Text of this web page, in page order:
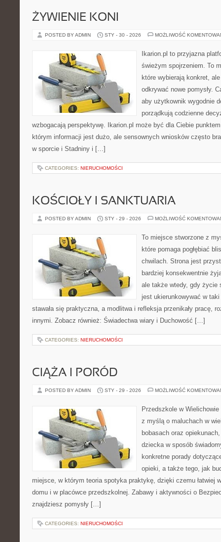
ŻYWIENIE KONI
POSTED BY ADMIN STY - 30 - 2026 MOŻLIWOŚĆ
Ikarion.pl to przyjazna
świeżym spojrzeniem. To
które wybierają konkret,
odkrywać nowe pomysły.
aby użytkownik wygodnie
porządkują codzienne
wzbogacają perspektywę. Ikarion.pl może być dla Ciebie
którym informacji jest dużo, ale sensownych wniosków często
w sporcie i Stadniny i […]
CATEGORIES: NIERUCHOMOŚCI
KOŚCIOŁY I SANKTUARIA
POSTED BY ADMIN STY - 29 - 2026 MOŻLIWOŚĆ
To miejsce stworzone z
które pomaga pogłębiać
chwilach. Strona jest
bardziej konsekwentnie
ale także wtedy, gdy życie
jest ukierunkowywać w
stawała się praktyczna, a modlitwa i refleksja przenikały pracę,
innymi. Zobacz również: Świadectwa wiary i Duchowość […]
CATEGORIES: NIERUCHOMOŚCI
CIĄŻA I PORÓD
POSTED BY ADMIN STY - 29 - 2026 MOŻLIWOŚĆ
Przedszkole w
z myślą o maluchach w
bobasach oraz
dziecka w sposób
konkretne porady
opieki, a także tego, jak
miejsce, w którym teoria spotyka praktykę, dzięki czemu łatwiej
domu i w placówce przedszkolnej. Zabawy i aktywności o
znajdziesz pomysły […]
CATEGORIES: NIERUCHOMOŚCI